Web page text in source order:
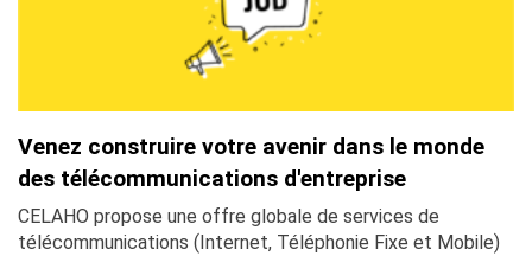
Venez construire votre avenir dans le monde
des télécommunications d'entreprise
CELAHO propose une offre globale de services de
télécommunications (Internet, Téléphonie Fixe et Mobile)